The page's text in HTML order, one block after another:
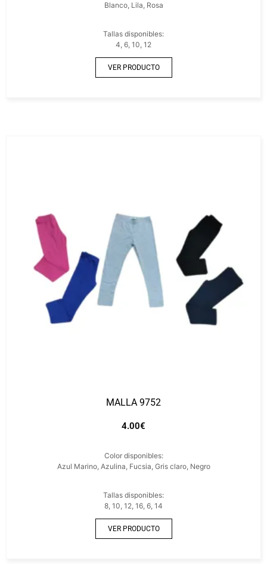
Blanco, Lila, Rosa
Tallas disponibles:
4, 6, 10, 12
VER PRODUCTO
MALLA 9752
4.00€
Color disponibles:
Azul Marino, Azulina, Fucsia, Gris claro, Negro
Tallas disponibles:
8, 10, 12, 16, 6, 14
VER PRODUCTO